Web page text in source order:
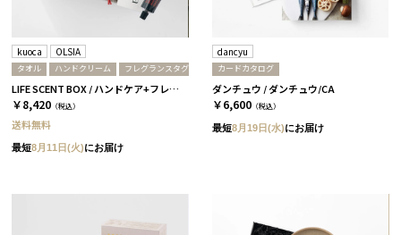
kuoca OLSIA
タオル ハンドクリーム フレグランスタグ
LIFE SCENT BOX / ハンドケア+フレグランス / ブルー＆ブラック
￥8,420 （税込）
送料無料
最短8月11日(火)にお届け
dancyu
カードカタログ
ダンチュウ / ダンチュウ/CA
￥6,600 （税込）
最短8月19日(水)にお届け